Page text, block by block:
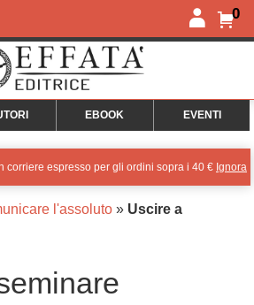
0
EBOOK EVENTI
corriere espresso per gli ordini sopra i 40 € Ignora
l'assoluto» Uscire a